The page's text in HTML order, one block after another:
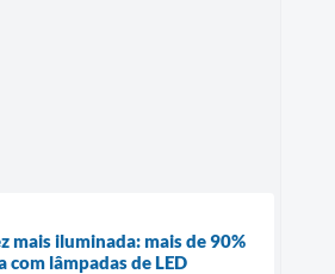
mais iluminada: mais de 90%
com lâmpadas de LED